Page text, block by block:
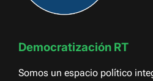
Democratización RT
Somos un espacio político